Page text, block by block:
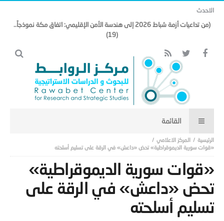
الاحدث
(من تداعيات أزمة شباط 2026 إلى هندسة الأمن الإقليمي: اتفاق مكة نموذجاً..
(19)
المركز الاعلامي
«قوات سورية الديموقراطية» تحض «داعش» في الرقة على تسليم أسلحته
«قوات سورية الديموقراطية»
تحض «داعش» في الرقة على
تسليم أسلحته